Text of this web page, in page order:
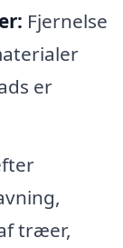
Fjernelse
er
træer,